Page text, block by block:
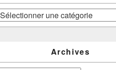
Catégories
Archives